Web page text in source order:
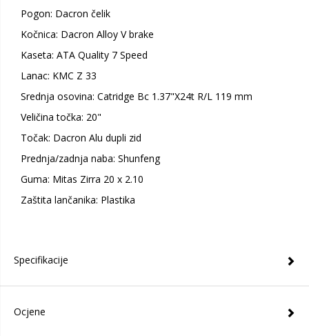
Pogon: Dacron čelik
Kočnica: Dacron Alloy V brake
Kaseta: ATA Quality 7 Speed
Lanac: KMC Z 33
Srednja osovina: Catridge Bc 1.37"X24t R/L 119 mm
Veličina točka: 20"
Točak: Dacron Alu dupli zid
Prednja/zadnja naba: Shunfeng
Guma: Mitas Zirra 20 x 2.10
Zaštita lančanika: Plastika
Specifikacije
Ocjene